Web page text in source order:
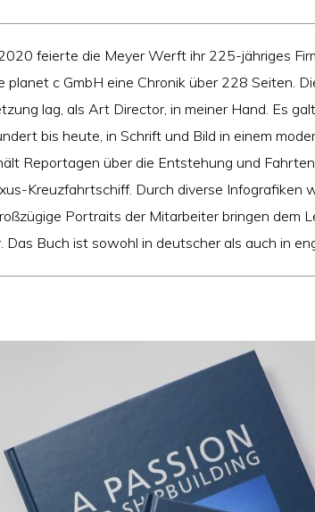
feierte die Meyer Werft ihr 225-jähriges
planet c GmbH eine Chronik über 228 Seiten.
lag, als Art Director, in meiner Hand. Es
bis heute, in Schrift und Bild in einem
Reportagen über die Entstehung und
Kreuzfahrtschiff. Durch diverse Infografiken
Portraits der Mitarbeiter bringen dem
Das Buch ist sowohl in deutscher als auch in